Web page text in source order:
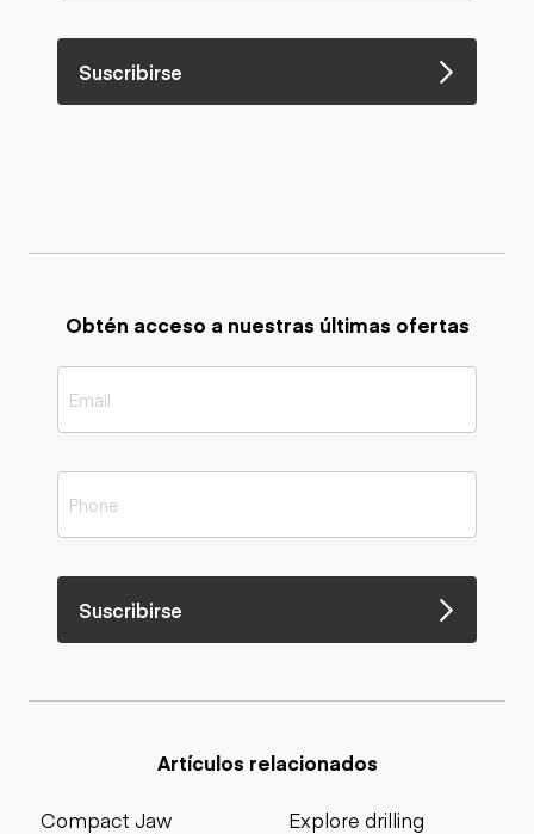
Suscribirse
Obtén acceso a nuestras últimas ofertas
Suscribirse
Artículos relacionados
Compact Jaw
Explore drilling